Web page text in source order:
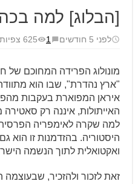
[הבלוג] למה
לפני 5 חודשים 1 625 צפיות
מונולוג הפרידה המחוכם של
"ארץ נהדרת", שבו הוא
איראן המפוארת בעקבות
האייתולות, איננה רק
היסטוריה. בהזדמנות זו הוא
ואקטואלית לתוך הנשמה
זאת לזכור ולהזכיר,